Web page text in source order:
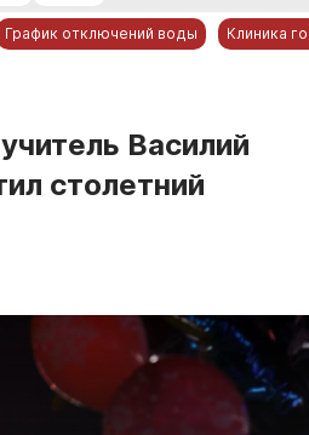
График отключений воды Клиника
Василий
столетний